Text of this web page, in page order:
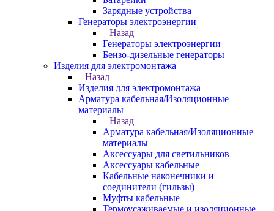
Зарядные устройства
Генераторы электроэнергии
Назад
Генераторы электроэнергии
Бензо-дизельные генераторы
Изделия для электромонтажа
Назад
Изделия для электромонтажа
Арматура кабельная/Изоляционные
материалы
Назад
Арматура кабельная/Изоляционные
материалы
Аксессуары для светильников
Аксессуары кабельные
Кабельные наконечники и
соединители (гильзы)
Муфты кабельные
Термоусаживаемые и изоляционные